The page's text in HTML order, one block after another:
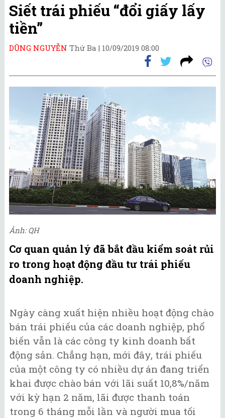
Siết trái phiếu “đổi giấy lấy
tiền”
DŨNG NGUYỄN Thứ Ba | 10/09/2019 08:00
Ảnh: QH
Cơ quan quản lý đã bắt đầu kiểm soát rủi
ro trong hoạt động đầu tư trái phiếu
doanh nghiệp.
Ngày càng xuất hiện nhiều hoạt động chào
bán trái phiếu của các doanh nghiệp, phổ
biến vẫn là các công ty kinh doanh bất
động sản. Chẳng hạn, mới đây, trái phiếu
của một công ty có nhiều dự án đang triển
khai được chào bán với lãi suất 10,8%/năm
với kỳ hạn 2 năm, lãi được thanh toán
trong 6 tháng mỗi lần và người mua tối